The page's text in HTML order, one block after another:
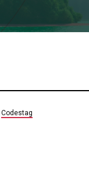
Codestag